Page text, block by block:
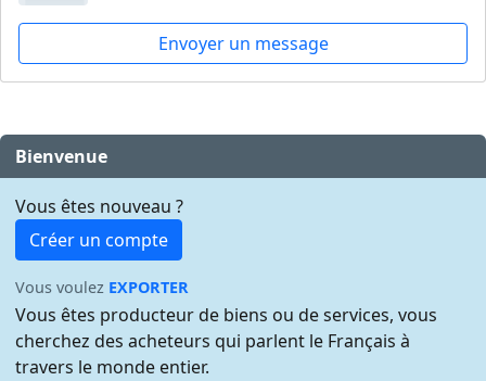
Envoyer un message
Bienvenue
Vous êtes nouveau ?
Créer un compte
Vous voulez EXPORTER
Vous êtes producteur de biens ou de services, vous
cherchez des acheteurs qui parlent le Français à
travers le monde entier.